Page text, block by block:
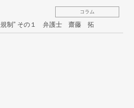
コラム
規制” その１ 弁護士 齋藤 拓